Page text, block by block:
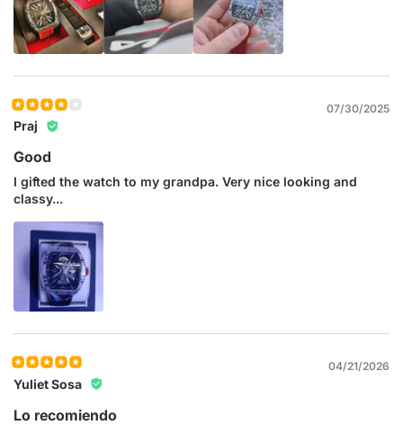
07/30/2025
Praj
Good
I gifted the watch to my grandpa. Very nice looking and
classy...
04/21/2026
Yuliet Sosa
Lo recomiendo